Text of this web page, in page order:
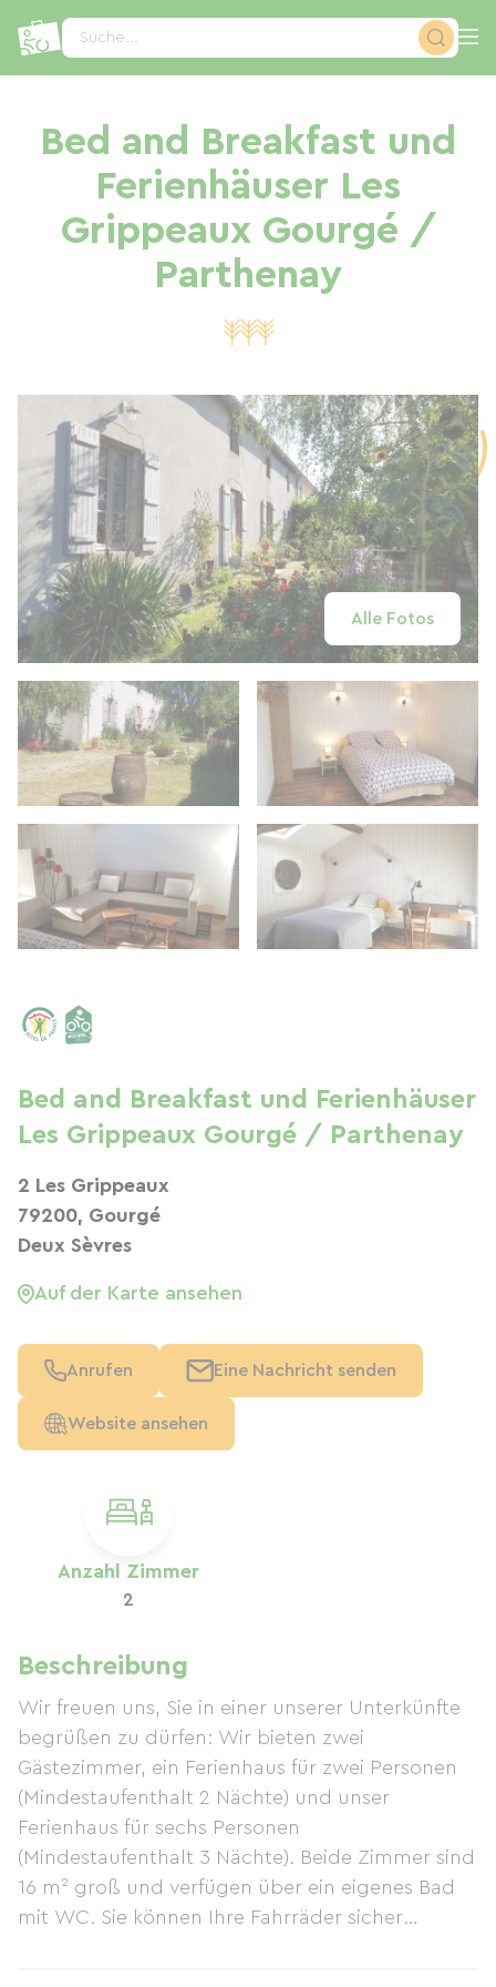
Suche...
Bed and Breakfast und
Ferienhäuser Les
Grippeaux Gourgé /
Parthenay
Alle Fotos
Anzahl Zimmer
2
Beschreibung
Wir freuen uns, Sie in einer unserer Unterkünfte
begrüßen zu dürfen: Wir bieten zwei
Gästezimmer, ein Ferienhaus für zwei Personen
(Mindestaufenthalt 2 Nächte) und unser
Ferienhaus für sechs Personen
(Mindestaufenthalt 3 Nächte). Beide Zimmer sind
16 m² groß und verfügen über ein eigenes Bad
mit WC. Sie können Ihre Fahrräder sicher
Bed and Breakfast und Ferienhäuser
Les Grippeaux Gourgé / Parthenay
2 Les Grippeaux
79200, Gourgé
Deux Sèvres
Auf der Karte ansehen
Anrufen Eine Nachricht senden
Website ansehen
Cookie-Einstellungen